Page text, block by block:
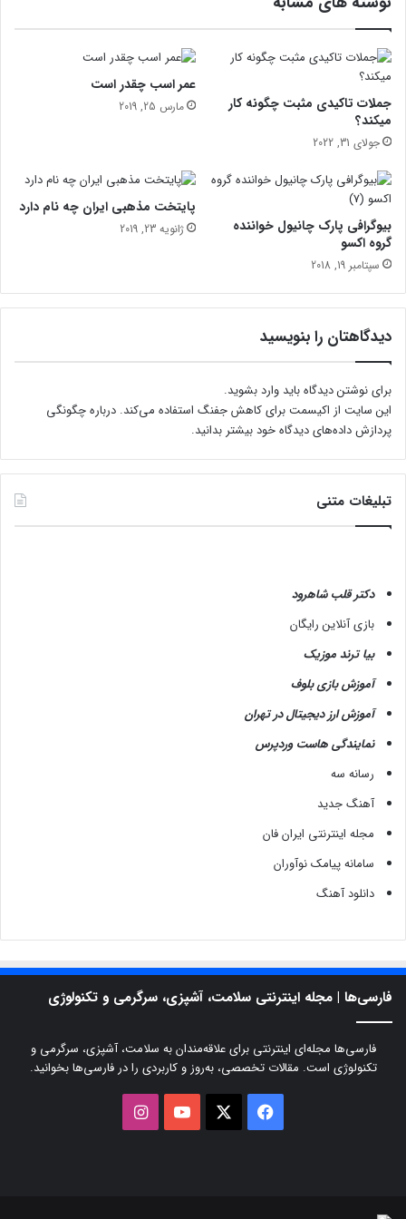
ن
د
خ
ل
ی
خ
چ
ل
جملات تاکیدی مثبت چگونه کار
میکند؟
جولای 31, 2022
عمر اسب چقدر است
مارس 25, 2019
بیوگرافی پارک چانیول خواننده
گروه اکسو
سپتامبر 19, 2018
پایتخت مذهبی ایران چه نام دارد
ژانویه 23, 2019
دیدگاهتان را بنویسید
برای نوشتن دیدگاه باید وارد بشوید.
این سایت از اکیسمت برای کاهش جفنگ استفاده می‌کند. درباره چگونگی
پردازش داده‌های دیدگاه خود بیشتر بدانید.
تبلیغات متنی
دکتر قلب شاهرود
بازی آنلاین رایگان
بیا ترند موزیک
آموزش بازی بلوف
آموزش ارز دیجیتال در تهران
نمایندگی هاست وردپرس
رسانه سه
آهنگ جدید
مجله اینترنتی ایران فان
سامانه پیامک نوآوران
دانلود آهنگ
فارسی‌ها | مجله اینترنتی سلامت، آشپزی، سرگرمی و تکنولوژی
فارسی‌ها مجله‌ای اینترنتی برای علاقه‌مندان به سلامت، آشپزی، سرگرمی و
تکنولوژی است. مقالات تخصصی، به‌روز و کاربردی را در فارسی‌ها بخوانید.
فیسبوک یوتیوب